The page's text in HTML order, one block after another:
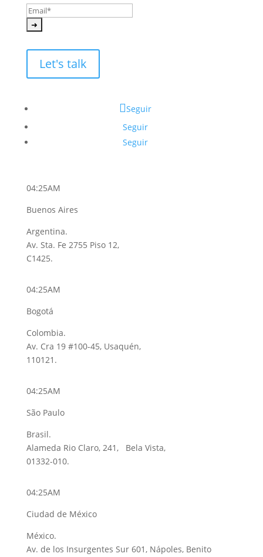
Let's talk
Seguir
Seguir
Seguir
04:25AM
Buenos Aires
Argentina.
Av. Sta. Fe 2755 Piso 12,
C1425.
04:25AM
Bogotá
Colombia.
Av. Cra 19 #100-45, Usaquén,
110121.
04:25AM
São Paulo
Brasil.
Alameda Rio Claro, 241, Bela Vista,
01332-010.
04:25AM
Ciudad de México
México.
Av. de los Insurgentes Sur 601, Nápoles, Benito